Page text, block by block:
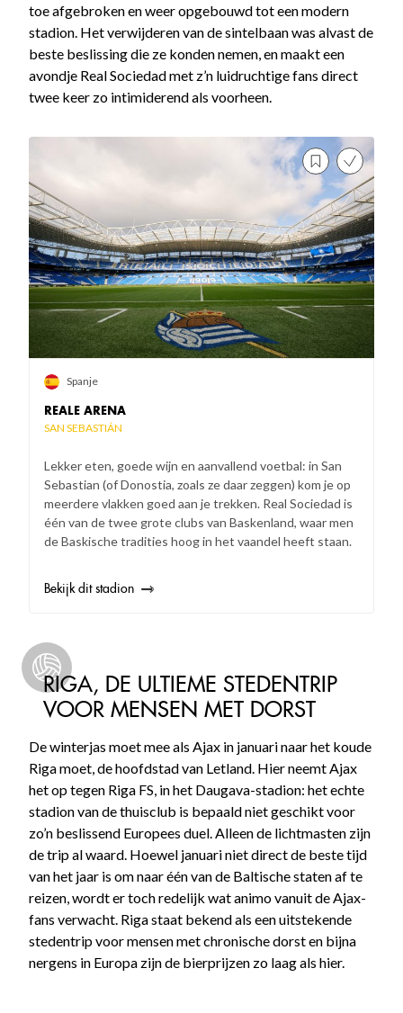
toe afgebroken en weer opgebouwd tot een modern
stadion. Het verwijderen van de sintelbaan was alvast de
beste beslissing die ze konden nemen, en maakt een
avondje Real Sociedad met z’n luidruchtige fans direct
twee keer zo intimiderend als voorheen.
REALE ARENA
SAN SEBASTIÁN
Lekker eten, goede wijn en aanvallend voetbal: in San
Sebastian (of Donostia, zoals ze daar zeggen) kom je op
meerdere vlakken goed aan je trekken. Real Sociedad is
één van de twee grote clubs van Baskenland, waar men
de Baskische tradities hoog in het vaandel heeft staan.
Spanje
Bekijk dit stadion
RIGA, DE ULTIEME STEDENTRIP
VOOR MENSEN MET DORST
De winterjas moet mee als Ajax in januari naar het koude
Riga moet, de hoofdstad van Letland. Hier neemt Ajax
het op tegen Riga FS, in het Daugava-stadion: het echte
stadion van de thuisclub is bepaald niet geschikt voor
zo’n beslissend Europees duel. Alleen de lichtmasten zijn
de trip al waard. Hoewel januari niet direct de beste tijd
van het jaar is om naar één van de Baltische staten af te
reizen, wordt er toch redelijk wat animo vanuit de Ajax-
fans verwacht. Riga staat bekend als een uitstekende
stedentrip voor mensen met chronische dorst en bijna
nergens in Europa zijn de bierprijzen zo laag als hier.